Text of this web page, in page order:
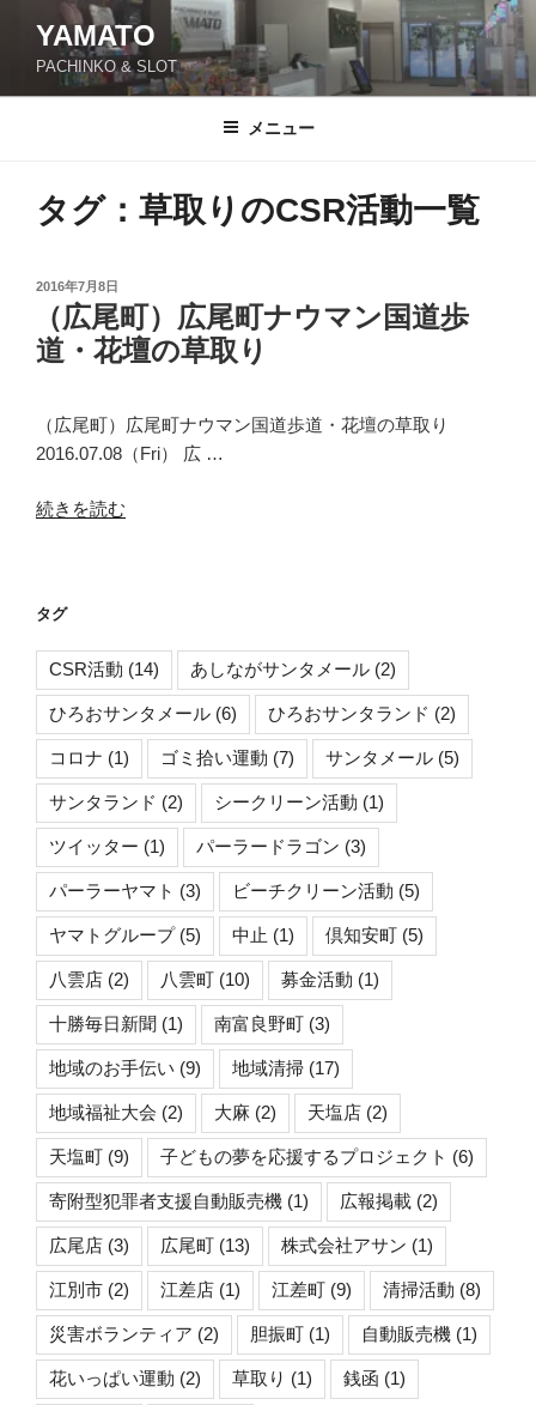
YAMATO
PACHINKO & SLOT
メニュー
タグ：草取りのCSR活動一覧
投
日:
2016年7月8日
（広尾町）広尾町ナウマン国道歩
道・花壇の草取り
（広尾町）広尾町ナウマン国道歩道・花壇の草取り
2016.07.08（Fri） 広 …
“（広
尾
町
ナ
ウ
マ
ン
国
道
歩
道・
花
壇
の
草
取
り”
の
続きを読む
タグ
CSR活動 (14) あしながサンタメール (2)
ひろおサンタメール (6) ひろおサンタランド (2)
コロナ (1) ゴミ拾い運動 (7) サンタメール (5)
サンタランド (2) シークリーン活動 (1)
ツイッター (1) パーラードラゴン (3)
パーラーヤマト (3) ビーチクリーン活動 (5)
ヤマトグループ(5) 中止 (1) 倶知安町 (5)
八雲店 (2) 八雲町 (10) 募金活動 (1)
十勝毎日新聞 (1) 南富良野町 (3)
地域のお手伝い (9) 地域清掃 (17)
地域福祉大会 (2) 大麻 (2) 天塩店 (2)
天塩町 (9) 子どもの夢を応援するプロジェクト (6)
寄附型犯罪者支援自動販売機 (1) 広報掲載 (2)
広尾店 (3) 広尾町 (13) 株式会社アサン (1)
江別市 (2) 江差店 (1) 江差町 (9) 清掃活動 (8)
災害ボランティア (2) 胆振町 (1) 自動販売機 (1)
花いっぱい運動 (2) 草取り (1) 銭函 (1)